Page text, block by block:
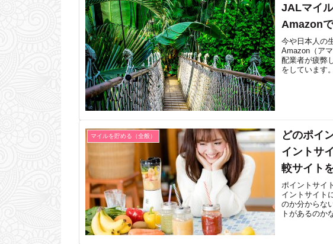
JALマイ
Amazonで
今や日本人の
Amazon（ア
配業者が疲弊
をしています
マイルを貯める（全般）
どのポイ
イントサ
較サイト
ポイントサイ
イントサイト
のか分からな
トがあるのか